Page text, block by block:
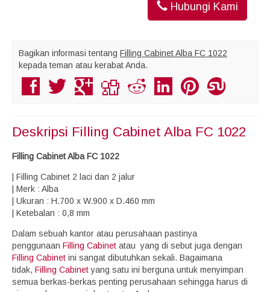
Hubungi Kami
Bagikan informasi tentang Filling Cabinet Alba FC 1022
kepada teman atau kerabat Anda.
Deskripsi Filling Cabinet Alba FC 1022
Filling Cabinet Alba FC 1022
| Filling Cabinet 2 laci dan 2 jalur
| Merk : Alba
| Ukuran : H.700 x W.900 x D.460 mm
| Ketebalan : 0,8 mm
Dalam sebuah kantor atau perusahaan pastinya
penggunaan Filling Cabinet atau yang di sebut juga dengan
Filling Cabinet ini sangat dibutuhkan sekali. Bagaimana
tidak, Filling Cabinetyang satu ini berguna untuk menyimpan
semua berkas-berkas penting perusahaan sehingga harus di